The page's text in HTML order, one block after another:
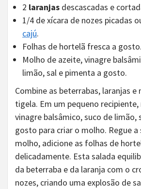
2 laranjas descascadas e
1/4 de xícara de nozes picadas
cajú.
Folhas de hortelã fresca a gosto.
Molho de azeite, vinagre
limão, sal e pimenta a gosto.
Combine as beterrabas, laranjas e
tigela. Em um pequeno
vinagre balsâmico, suco de limão,
gosto para criar o molho. Regue a
molho, adicione as folhas de
delicadamente. Esta salada
da beterraba e da laranja com o
nozes, criando uma explosão de